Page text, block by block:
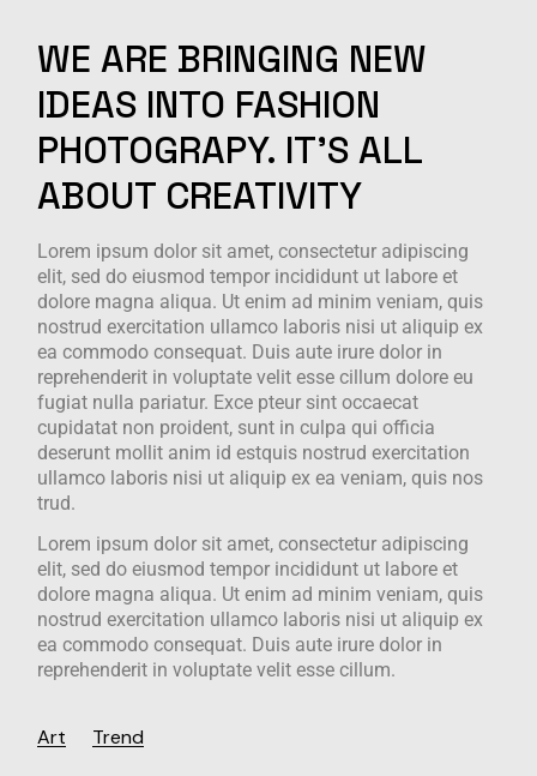
WE ARE BRINGING NEW
IDEAS INTO FASHION
PHOTOGRAPY. IT'S ALL
ABOUT CREATIVITY
Lorem ipsum dolor sit amet, consectetur adipiscing
elit, sed do eiusmod tempor incididunt ut labore et
dolore magna aliqua. Ut enim ad minim veniam, quis
nostrud exercitation ullamco laboris nisi ut aliquip ex
ea commodo consequat. Duis aute irure dolor in
reprehenderit in voluptate velit esse cillum dolore eu
fugiat nulla pariatur. Exce pteur sint occaecat
cupidatat non proident, sunt in culpa qui officia
deserunt mollit anim id estquis nostrud exercitation
ullamco laboris nisi ut aliquip ex ea veniam, quis nos
trud.
Lorem ipsum dolor sit amet, consectetur adipiscing
elit, sed do eiusmod tempor incididunt ut labore et
dolore magna aliqua. Ut enim ad minim veniam, quis
nostrud exercitation ullamco laboris nisi ut aliquip ex
ea commodo consequat. Duis aute irure dolor in
reprehenderit in voluptate velit esse cillum.
Art Trend